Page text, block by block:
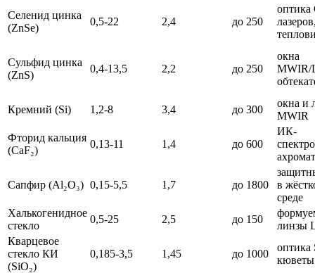
Селенид цинка
(ZnSe)
0,5-22 2,4 до 250
оптика
Сульфид цинка
(ZnS)
0,4-13,5 2,2 до 250
окна
MWIR/
Кремний (Si) 1,2-8 3,4 до 300
окна и
MWIR
Фторид кальция
(CaF₂)
0,13-11 1,4 до 600
ИК-
Сапфир (Al₂O₃) 0,15-5,5 1,7 до 1800
в
среде
Халькогенидное
стекло
0,5-25 2,5 до 150
линзы
Кварцевое
стекло КИ
(SiO₂)
0,185-3,5 1,45 до 1000
оптика
кюветы